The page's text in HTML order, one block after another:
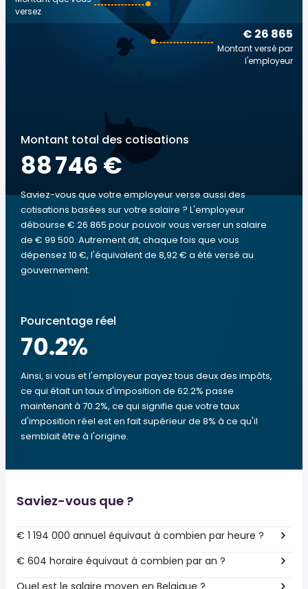
€ 26 865
Montant versé par
l'employeur
versez
Montant total des cotisations
88 746 €
Saviez-vous que votre employeur verse aussi des
cotisations basées sur votre salaire ? L'employeur
débourse € 26 865 pour pouvoir vous verser un salaire
de € 99 500. Autrement dit, chaque fois que vous
dépensez 10 €, l'équivalent de 8,92 € a été versé au
gouvernement.
Pourcentage réel
70.2%
Ainsi, si vous et l'employeur payez tous deux des impôts,
ce qui était un taux d'imposition de 62.2% passe
maintenant à 70.2%, ce qui signifie que votre taux
d'imposition réel est en fait supérieur de 8% à ce qu'il
semblait être à l'origine.
Saviez-vous que ?
€ 1 194 000 annuel équivaut à combien par heure ?
€ 604 horaire équivaut à combien par an ?
Quel est le salaire moyen en Belgique ?